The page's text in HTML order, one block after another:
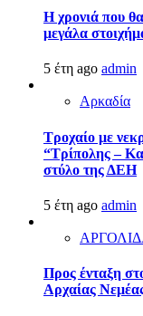
Η χρονιά που
μεγάλα
5 έτη ago admin
Αρκαδία
Τροχαίο με
“Τρίπολης –
στύλο της ΔΕΗ
5 έτη ago admin
Προς ένταξη
Αρχαίας